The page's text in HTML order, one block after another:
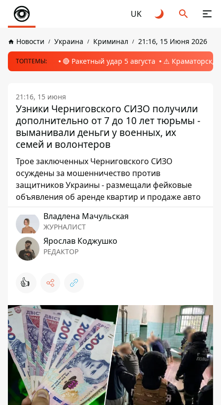
UK
Новости Украина Криминал 21:16, 15 Июня 2026
ТОПТЕМЫ: 🔴 Ракетный удар 5 августа ⚠️ Краматорск,
21:16, 15 июня
Узники Черниговского СИЗО получили
дополнительно от 7 до 10 лет тюрьмы -
выманивали деньги у военных, их
семей и волонтеров
Трое заключенных Черниговского СИЗО
осуждены за мошенничество против
защитников Украины - размещали фейковые
объявления об аренде квартир и продаже авто
Владлена Мачульская
ЖУРНАЛИСТ
Ярослав Коджушко
РЕДАКТОР
👍